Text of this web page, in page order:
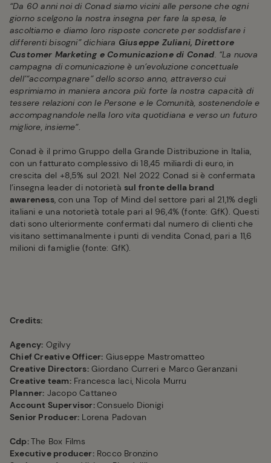
“Da 60 anni noi di Conad siamo vicini alle persone che ogni
giorno scelgono la nostra insegna per fare la spesa, le
ascoltiamo e diamo loro risposte concrete per soddisfare i
differenti bisogni” dichiara Giuseppe Zuliani, Direttore
Customer Marketing e Comunicazione di Conad. “La nuova
campagna di comunicazione è un’evoluzione concettuale
dell’“accompagnare” dello scorso anno, attraverso cui
esprimiamo in maniera ancora più forte la nostra capacità di
tessere relazioni con le Persone e le Comunità, sostenendole e
accompagnandole nella loro vita quotidiana e verso un futuro
migliore, insieme”.
Conad è il primo Gruppo della Grande Distribuzione in Italia,
con un fatturato complessivo di 18,45 miliardi di euro, in
crescita del +8,5% sul 2021. Nel 2022 Conad si è confermata
l’insegna leader di notorietà sul fronte della brand
awareness, con una Top of Mind del settore pari al 21,1% degli
italiani e una notorietà totale pari al 96,4% (fonte: GfK). Questi
dati sono ulteriormente confermati dal numero di clienti che
visitano settimanalmente i punti di vendita Conad, pari a 11,6
milioni di famiglie (fonte: GfK).
Credits:
Agency: Ogilvy
Chief Creative Officer: Giuseppe Mastromatteo
Creative Directors:Giordano Curreri e Marco Geranzani
Creative team:Francesca Iaci, Nicola Murru
Planner: Jacopo Cattaneo
Account Supervisor:Consuelo Dionigi
Senior Producer: Lorena Padovan
Cdp:The Box Films
Executive producer:Rocco Bronzino